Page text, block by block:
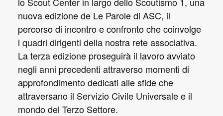
nuova edizione de Le Parole di ASC, il
percorso di incontro e confronto che coinvolge
i quadri dirigenti della nostra rete associativa.
La terza edizione proseguirà il lavoro avviato
negli anni precedenti attraverso momenti di
approfondimento dedicati alle sfide che
attraversano il Servizio Civile Universale e il
mondo del Terzo Settore.